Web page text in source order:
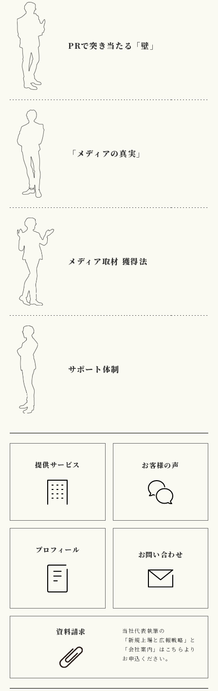
PRで突き当たる「壁」
「メディアの真実」
メディア取材 獲得法
サポート体制
提供サービス お客様の声
プロフィール
お問い合わせ
資料請求
当社代表執筆の
「新規上場と広報戦略」と
「会社案内」はこちらより
お申込ください。